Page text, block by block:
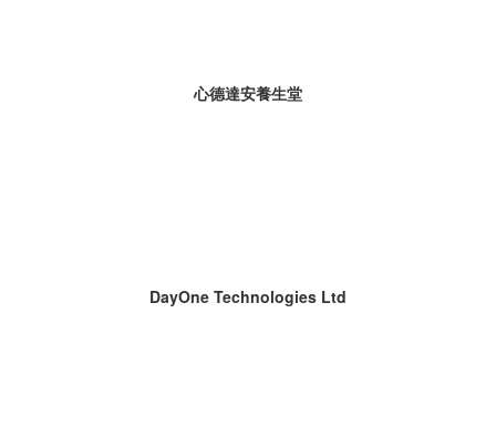
心德達安養生堂
DayOne Technologies Ltd